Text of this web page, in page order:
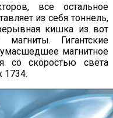
все остальное
из себя тоннель,
кишка из вот
Гигантские
магнитное
со скоростью света
1734.